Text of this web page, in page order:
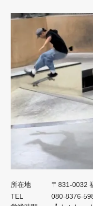
所在地
〒831-0032
TEL
080-8376-